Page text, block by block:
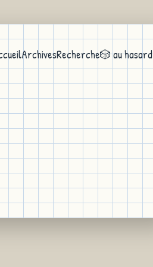
ArchivesRecherche🎲 au hasard